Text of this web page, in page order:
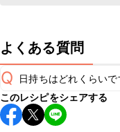
よくある質問
Q 日持ちはどれくらいで
保存期間は冷蔵で当日
し上がりください。
このレシピをシェアする